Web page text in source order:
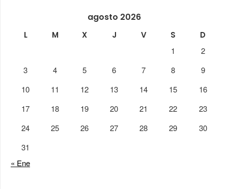
agosto 2026
L M X J V S
D
1
2
3
4 5 6 7 8
9
10
11 12 13 14 15
16
17
18 19 20 21 22
23
24
25 26 27 28 29
30
31
« Ene